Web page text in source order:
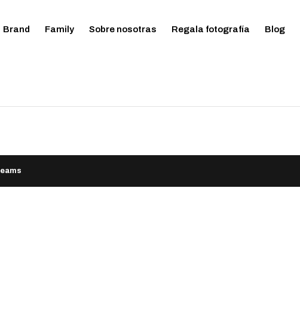
Brand Family Sobre nosotras Regala fotografía Blog